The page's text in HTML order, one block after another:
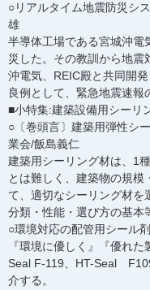
○リアルタイム地震防災シ
雄
半導体工場である宮城沖電
災した。その教訓から地震
沖電気、REIC殿と共同開
良例として、緊急地震速報
■小特集:建築設備用シーリ
○〔巻頭言〕建築用弾性シ
業会/飯島義仁
建築用シーリング材は、1
とは難しく、建築物の規模
て、適切なシーリング材を
分類・性能・選び方の基本
○環境対応の配管用シール
『環境に優しく』『優れ
Seal F-119、HT-Seal
介する。